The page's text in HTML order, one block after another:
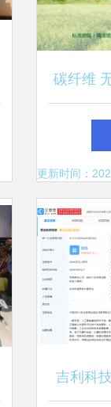
碳纤维
更新时间：
吉利科